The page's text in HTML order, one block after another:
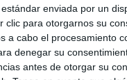
enviada por un
clic para otorgarnos su
a cabo el procesamiento
denegar su
antes de otorgar su
y Deportes,